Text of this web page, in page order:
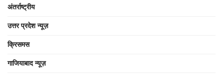
अंतर्राष्ट्रीय
उत्तर प्रदेश न्यूज़
क्रिसमस
गाजियाबाद न्यूज़